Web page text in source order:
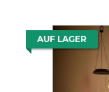
AUF LAGER